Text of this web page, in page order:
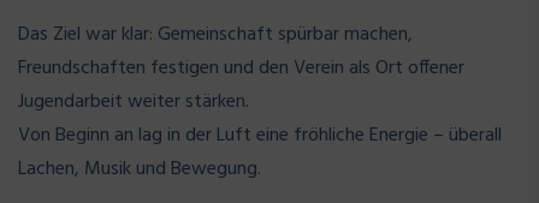
Das Ziel war klar: Gemeinschaft spürbar machen,
Freundschaften festigen und den Verein als Ort offener
Jugendarbeit weiter stärken.
Von Beginn an lag in der Luft eine fröhliche Energie – überall
Lachen, Musik und Bewegung.